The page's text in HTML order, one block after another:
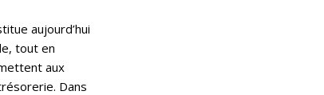
aujourd’hui
tout en
aux
Dans